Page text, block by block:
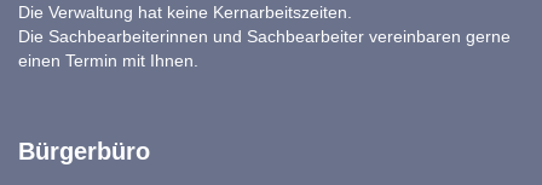
Die Verwaltung hat keine Kernarbeitszeiten.
Die Sachbearbeiterinnen und Sachbearbeiter vereinbaren gerne
einen Termin mit Ihnen.
Bürgerbüro